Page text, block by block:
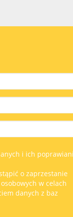
i ich
o zaprzestanie
w celach
danych z baz